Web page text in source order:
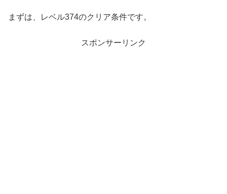
まずは、レベル374のクリア条件です。
スポンサーリンク